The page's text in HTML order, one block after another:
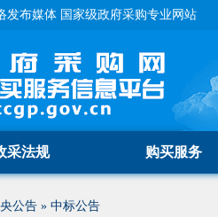
发布媒体 国家级政府采购专业网站
采法规 购买服务
公告 » 中标公告